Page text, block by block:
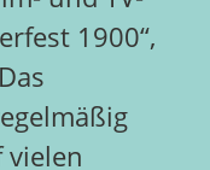
1900“,
vielen